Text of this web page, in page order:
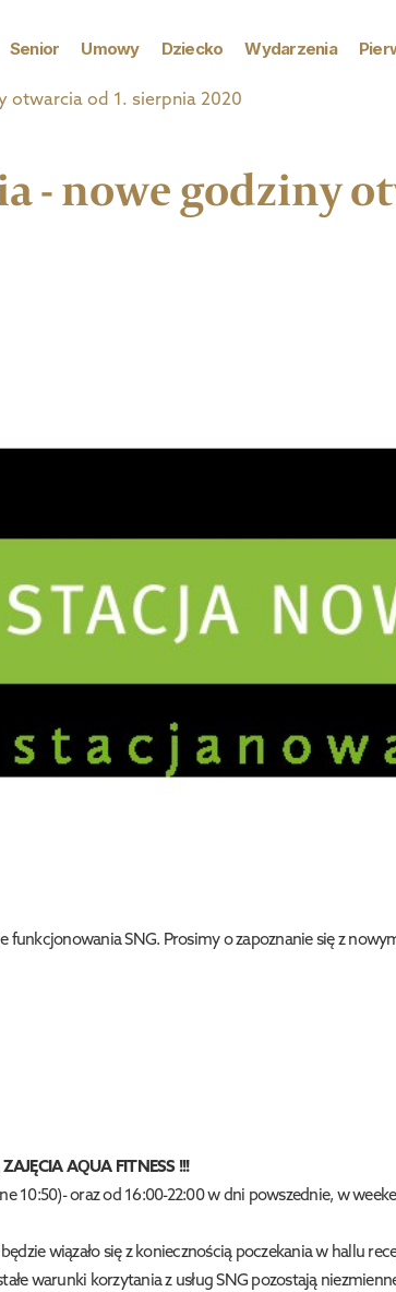
Senior Umowy Dziecko Wydarzenia
otwarcia od 1. sierpnia 2020
- nowe godziny
SNG. Prosimy o zapoznanie się z
AQUA FITNESS !!!
10:50)- oraz od 16:00-22:00 w dni powszednie, w
wiązało się z koniecznością poczekania w hallu
warunki korzytania z usług SNG pozostają